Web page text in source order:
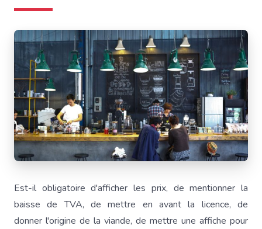
Est-il obligatoire d'afficher les prix, de mentionner la
baisse de TVA, de mettre en avant la licence, de
donner l'origine de la viande, de mettre une affiche pour